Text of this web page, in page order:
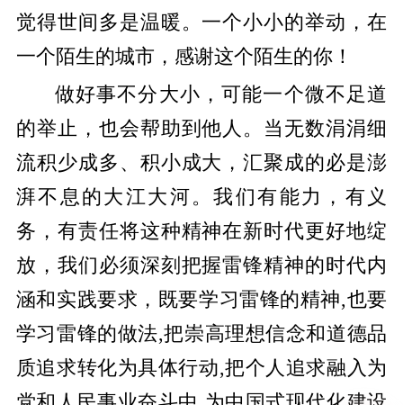
觉得世间多是温暖。一个小小的举动，在
一个陌生的城市，感谢这个陌生的你！
做好事不分大小，可能一个微不足道
的举止，也会帮助到他人。当无数涓涓细
流积少成多、积小成大，汇聚成的必是澎
湃不息的大江大河。我们有能力，有义
务，有责任将这种精神在新时代更好地绽
放，我们必须深刻把握雷锋精神的时代内
涵和实践要求，既要学习雷锋的精神,也要
学习雷锋的做法,把崇高理想信念和道德品
质追求转化为具体行动,把个人追求融入为